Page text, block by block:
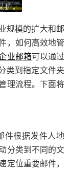
规模的扩大和邮
，如何高效地管
业邮箱可以通过
类到指定文件夹
理流程。下面将
件根据发件人地
分类到不同的文
定位重要邮件，